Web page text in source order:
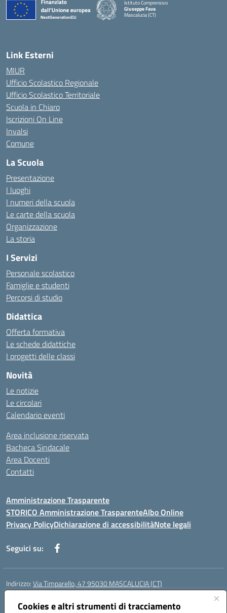
Cookies e altri strumenti di tracciamento
Istituto Comprensivo
Giuseppe Fava
Mascalucia (CT)
Link Esterni
MIUR
Ufficio Scolastico Regionale
Ufficio Scolastico Territoriale
Scuola in Chiaro
Iscrizioni On Line
Invalsi
Comune
La Scuola
Presentazione
I luoghi
I numeri della scuola
Le carte della scuola
Organizzazione
La storia
I Servizi
Personale scolastico
Famiglie e studenti
Percorsi di studio
Didattica
Offerta formativa
Le schede didattiche
I progetti delle classi
Novità
Le notizie
Le circolari
Calendario eventi
Area inclusione riservata
Bacheca Sindacale
Area Docenti
Contatti
Amministrazione Trasparente
STORICO Amministrazione TrasparenteAlbo Online
Privacy PolicyDichiarazione di accessibilitàNote legali
Seguici su:
Indirizzo:Via Timparello, 47 95030 MASCALUCIA (CT)
Centralino:
Posta elettronica certificata (PEC):ctic8bc002@pec.istruzione.it